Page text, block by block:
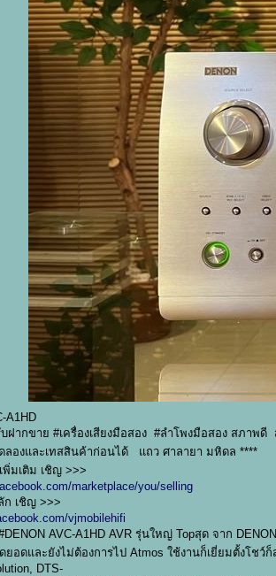
A1HD
ฝากขาย #เครื่องเสียงมือสอง #ลำโพงมือสอง สภาพ
ลองและเทสสินค้าก่อนได้ แถว ศาลายา มหิดล ****
พิ่มเติม เชิญ >>>
marketplace/you/selling
ก เชิญ >>>
vjmobilehifi
AVC-A1HD AVR รุ่นใหญ่ Topสุด จาก
อดและยังไม่ต้องการไป Atmos ใช้งานก็เยี่ยมตั้งโชว์ก็
DTS-